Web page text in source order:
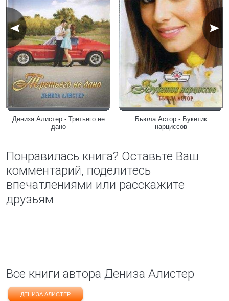
Дениза Алистер - Третьего не
дано
Бьюла Астор - Букетик
нарциссов
Понравилась книга? Оставьте Ваш
комментарий, поделитесь
впечатлениями или расскажите
друзьям
Все книги автора Дениза Алистер
ДЕНИЗА АЛИСТЕР